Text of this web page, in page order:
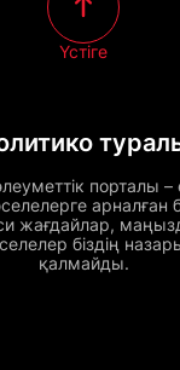
порталы –
арналған
жағдайлар,
біздің
қалмайды.
Үстіге